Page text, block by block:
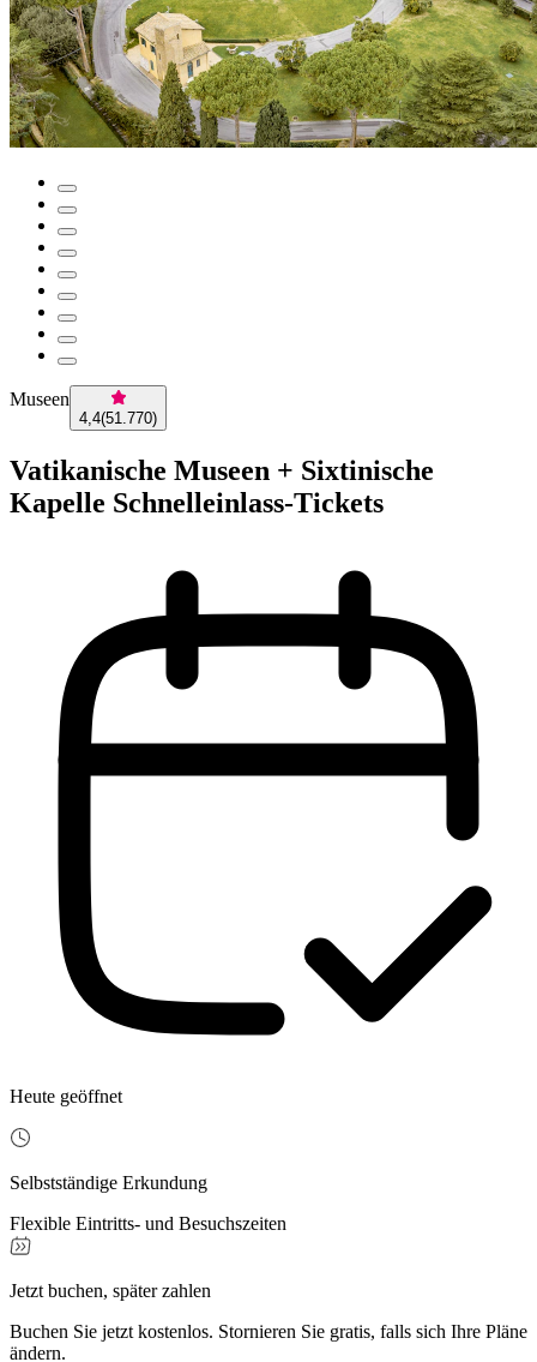
Museen
4,4(51.770)
Vatikanische Museen + Sixtinische
Kapelle Schnelleinlass-Tickets
Heute geöffnet
Selbstständige Erkundung
Flexible Eintritts- und Besuchszeiten
Jetzt buchen, später zahlen
Buchen Sie jetzt kostenlos. Stornieren Sie gratis, falls sich Ihre Pläne
ändern.